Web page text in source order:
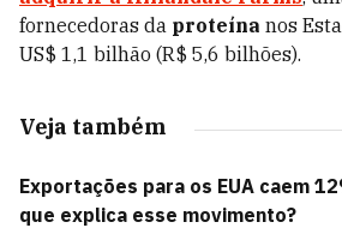
fornecedoras da proteína nos
US$ 1,1 bilhão (R$ 5,6 bilhões).
Veja também
Exportações para os EUA caem
que explica esse movimento?